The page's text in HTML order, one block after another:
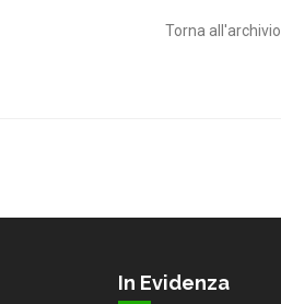
Torna all'archivio
In Evidenza